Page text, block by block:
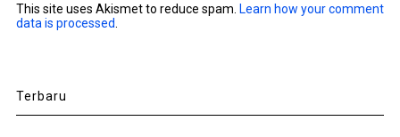
This site uses Akismet to reduce spam. Learn how your comment
data is processed
Terbaru